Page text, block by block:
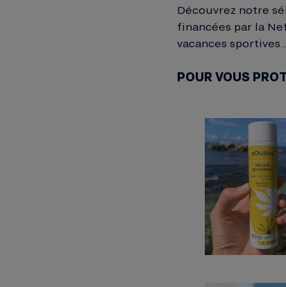
Découvrez notre
financées par la
vacances sportives…
POUR VOUS